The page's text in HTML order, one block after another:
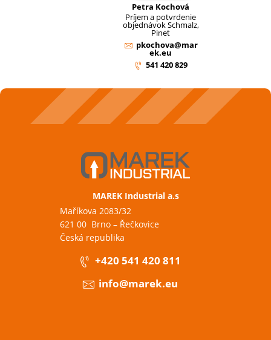
Petra Kochová
Príjem a potvrdenie
objednávok Schmalz,
Pinet
pkochova@mar
ek.eu
541 420 829
MAREK Industrial a.s
Maříkova 2083/32
621 00 Brno – Řečkovice
Česká republika
+420 541 420 811
info@marek.eu